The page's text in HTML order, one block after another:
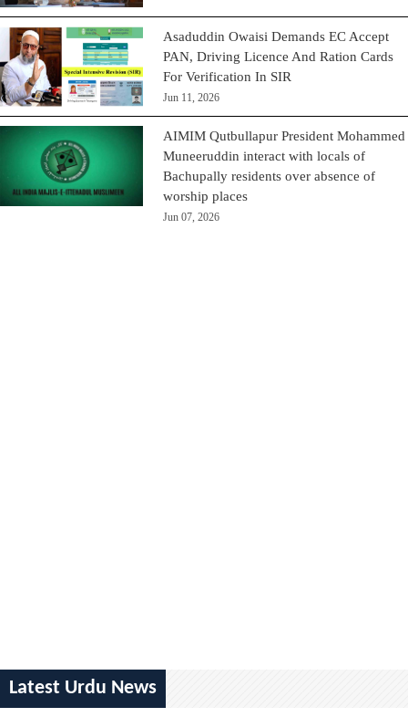
Asaduddin Owaisi Demands EC Accept
PAN, Driving Licence And Ration Cards
For Verification In SIR
Jun 11, 2026
AIMIM Qutbullapur President Mohammed
Muneeruddin interact with locals of
Bachupally residents over absence of
worship places
Jun 07, 2026
Latest Urdu News